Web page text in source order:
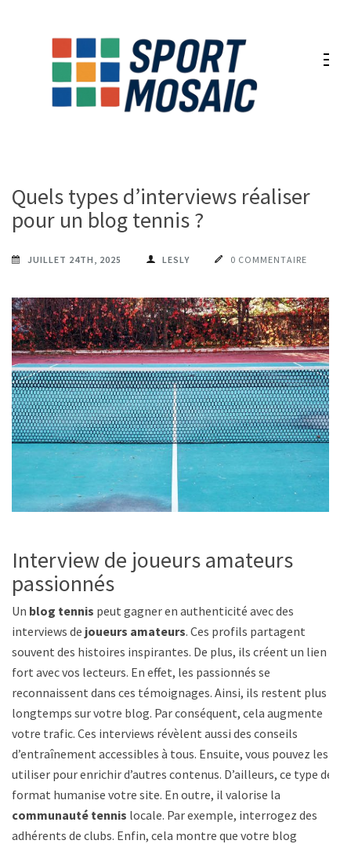
Quels types d’interviews réaliser
pour un blog tennis ?
JUILLET 24TH, 2025 LESLY 0 COMMENTAIRE
Interview de joueurs amateurs
passionnés
Un blog tennis peut gagner en authenticité avec des
interviews de joueurs amateurs. Ces profils partagent
souvent des histoires inspirantes. De plus, ils créent un lien
fort avec vos lecteurs. En effet, les passionnés se
reconnaissent dans ces témoignages. Ainsi, ils restent plus
longtemps sur votre blog. Par conséquent, cela augmente
votre trafic. Ces interviews révèlent aussi des conseils
d’entraînement accessibles à tous. Ensuite, vous pouvez les
utiliser pour enrichir d’autres contenus. D’ailleurs, ce type de
format humanise votre site. En outre, il valorise la
communauté tennis locale. Par exemple, interrogez des
adhérents de clubs. Enfin, cela montre que votre blog